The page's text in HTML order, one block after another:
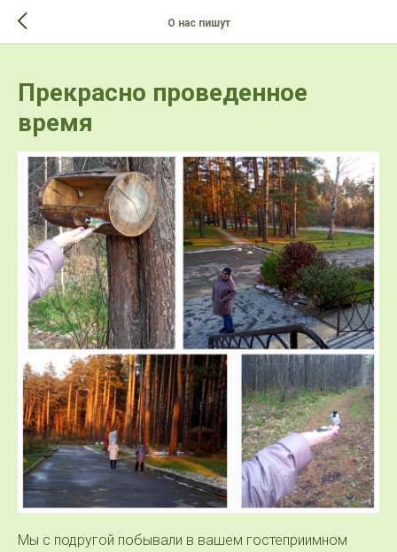
О нас пишут
Прекрасно проведенное
время
Мы с подругой побывали в вашем гостеприимном